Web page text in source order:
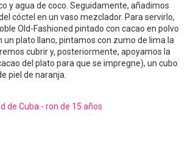
y agua de coco. Seguidamente, añadimos
cóctel en un vaso mezclador. Para servirlo,
Old-Fashioned pintado con cacao en polvo
un plato llano, pintamos con zumo de lima la
cubrir y, posteriormente, apoyamos la
del plato para que se impregne), un cubo
piel de naranja.
de Cuba - ron de 15 años